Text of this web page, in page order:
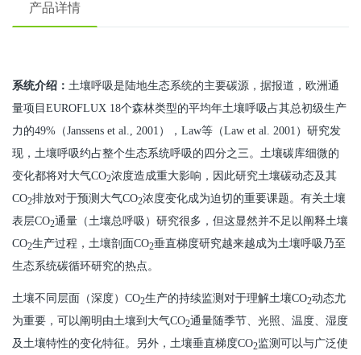
产品详情
系统介绍： 土壤呼吸是陆地生态系统的主要碳源，据报道，欧洲通
量项目EUROFLUX 18个森林类型的平均年土壤呼吸占其总初级生产
力的49%（Janssens et al., 2001），Law等（Law et al. 2001）研究发
现，土壤呼吸约占整个生态系统呼吸的四分之三。土壤碳库细微的
变化都将对大气CO2浓度造成重大影响，因此研究土壤碳动态及其
CO2排放对于预测大气CO2浓度变化成为迫切的重要课题。有关土壤
表层CO2通量（土壤总呼吸）研究很多，但这显然并不足以阐释土壤
CO2生产过程，土壤剖面CO2垂直梯度研究越来越成为土壤呼吸乃至
生态系统碳循环研究的热点。
土壤不同层面（深度）CO2生产的持续监测对于理解土壤CO2动态尤
为重要，可以阐明由土壤到大气CO2通量随季节、光照、温度、湿度
及土壤特性的变化特征。另外，土壤垂直梯度CO2监测可以与广泛使